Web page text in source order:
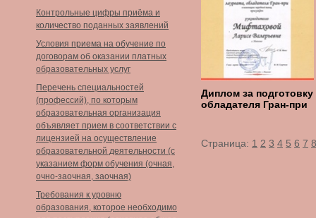
Контрольные цифры приёма и
количество поданных заявлений
Условия приема на обучение по
договорам об оказании платных
образовательных услуг
Перечень специальностей
(профессий), по которым
образовательная организация
объявляет прием в соответствии с
лицензией на осуществление
образовательной деятельности (с
указанием форм обучения (очная,
очно-заочная, заочная)
Требования к уровню
образования, которое необходимо
Диплом за подготовку
обладателя Гран-при
Страница: 1 2 3 4 5 6 7 8